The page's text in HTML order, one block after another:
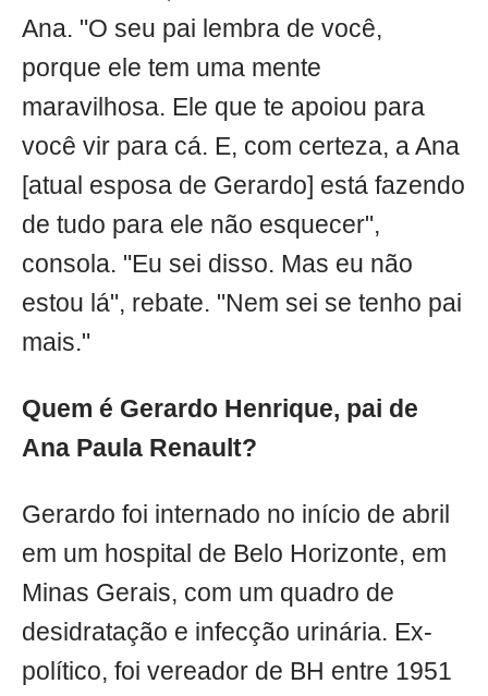
Ana. "O seu pai lembra de você,
porque ele tem uma mente
maravilhosa. Ele que te apoiou para
você vir para cá. E, com certeza, a Ana
[atual esposa de Gerardo] está fazendo
de tudo para ele não esquecer",
consola. "Eu sei disso. Mas eu não
estou lá", rebate. "Nem sei se tenho pai
mais."
Quem é Gerardo Henrique, pai de
Ana Paula Renault?
Gerardo foi internado no início de abril
em um hospital de Belo Horizonte, em
Minas Gerais, com um quadro de
desidratação e infecção urinária. Ex-
político, foi vereador de BH entre 1951